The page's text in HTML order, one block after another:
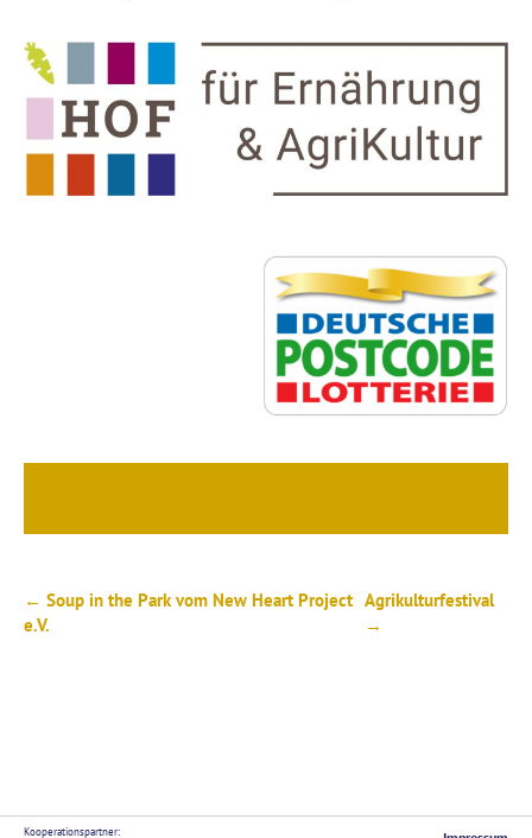
← Soup in the Park vom New Heart Project
e.V.
Agrikulturfestival
→
Kooperationspartner: